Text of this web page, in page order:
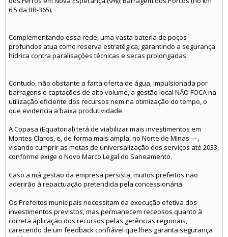
6,5 da BR-365).
Complementando essa rede, uma vasta bateria de poços
profundos atua como reserva estratégica, garantindo a segurança
hídrica contra paralisações técnicas e secas prolongadas.
Contudo, não obstante a farta oferta de água, impulsionada por
barragens e captações de alto volume, a gestão local NÃO FOCA na
utilização eficiente dos recursos nem na otimização do tempo, o
que evidencia a baixa produtividade.
A Copasa (Equatorial) terá de viabilizar mais investimentos em
Montes Claros, e, de forma mais ampla, no Norte de Minas —,
visando cumprir as metas de universalização dos serviços até 2033,
conforme exige o Novo Marco Legal do Saneamento.
Caso a má gestão da empresa persista, muitos prefeitos não
aderirão à repactuação pretendida pela concessionária.
Os Prefeitos municipais necessitam da execução efetiva dos
investimentos previstos, mas permanecem receosos quanto à
correta aplicação dos recursos pelas gerências regionais,
carecendo de um feedback confiável que lhes garanta segurança